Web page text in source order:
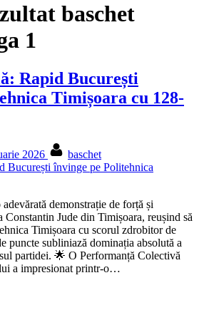
baschet
1
Rapid București
Timișoara cu 128-
2026 baschet
demonstrație de forță și
Constantin Jude din Timișoara, reușind să
Timișoara cu scorul zdrobitor de
puncte subliniază dominația absolută a
partidei. 🌟 O Performanță Colectivă
a impresionat printr-o…